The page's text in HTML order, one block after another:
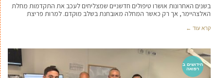
בשנים האחרונות אושרו טיפולים חדשניים שמצליחים לעכב את התקדמות מחלת
האלצהיימר, אך רק כאשר המחלה מאובחנת בשלב מוקדם. למרות פריצת
קרא עוד ←
חידושים ב
רפואה